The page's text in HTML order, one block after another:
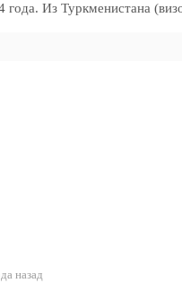
Из Туркменистана
назад